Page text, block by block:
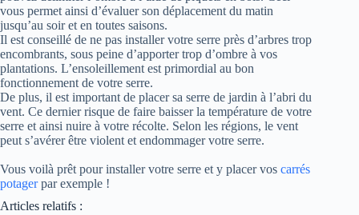
vous permet ainsi d’évaluer son déplacement du matin
jusqu’au soir et en toutes saisons.
Il est conseillé de ne pas installer votre serre près d’arbres trop
encombrants, sous peine d’apporter trop d’ombre à vos
plantations. L’ensoleillement est primordial au bon
fonctionnement de votre serre.
De plus, il est important de placer sa serre de jardin à l’abri du
vent. Ce dernier risque de faire baisser la température de votre
serre et ainsi nuire à votre récolte. Selon les régions, le vent
peut s’avérer être violent et endommager votre serre.
Vous voilà prêt pour installer votre serre et y placer vos carrés
potagerpar exemple !
Articles relatifs :